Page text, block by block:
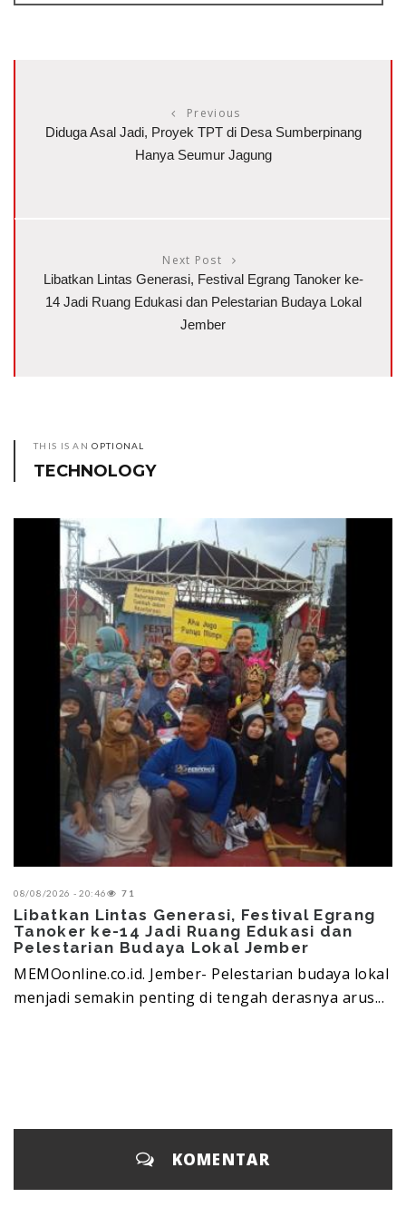
Previous
Diduga Asal Jadi, Proyek TPT di Desa Sumberpinang
Hanya Seumur Jagung
Next Post
Libatkan Lintas Generasi, Festival Egrang Tanoker ke-
14 Jadi Ruang Edukasi dan Pelestarian Budaya Lokal
Jember
THIS IS ANOPTIONAL
TECHNOLOGY
08/08/2026 - 20:46 71
Libatkan Lintas Generasi, Festival Egrang
Tanoker ke-14 Jadi Ruang Edukasi dan
Pelestarian Budaya Lokal Jember
MEMOonline.co.id. Jember- Pelestarian budaya lokal
menjadi semakin penting di tengah derasnya arus...
KOMENTAR